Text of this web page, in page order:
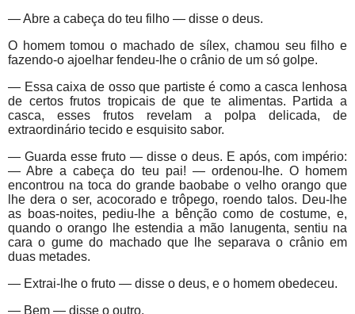
— Abre a cabeça do teu filho — disse o deus.
O homem tomou o machado de sílex, chamou seu filho e
fazendo-o ajoelhar fendeu-lhe o crânio de um só golpe.
— Essa caixa de osso que partiste é como a casca lenhosa
de certos frutos tropicais de que te alimentas. Partida a
casca, esses frutos revelam a polpa delicada, de
extraordinário tecido e esquisito sabor.
— Guarda esse fruto — disse o deus. E após, com império:
— Abre a cabeça do teu pai! — ordenou-lhe. O homem
encontrou na toca do grande baobabe o velho orango que
lhe dera o ser, acocorado e trôpego, roendo talos. Deu-lhe
as boas-noites, pediu-lhe a bênção como de costume, e,
quando o orango lhe estendia a mão lanugenta, sentiu na
cara o gume do machado que lhe separava o crânio em
duas metades.
— Extrai-lhe o fruto — disse o deus, e o homem obedeceu.
— Bem — disse o outro.